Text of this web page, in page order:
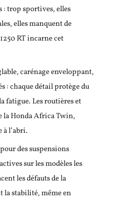
: trop sportives, elles
elles manquent de
RT incarne cet
carénage enveloppant,
: chaque détail protège du
fatigue. Les routières et
la Honda Africa Twin,
l’abri.
des suspensions
sur les modèles les
les défauts de la
la stabilité, même en